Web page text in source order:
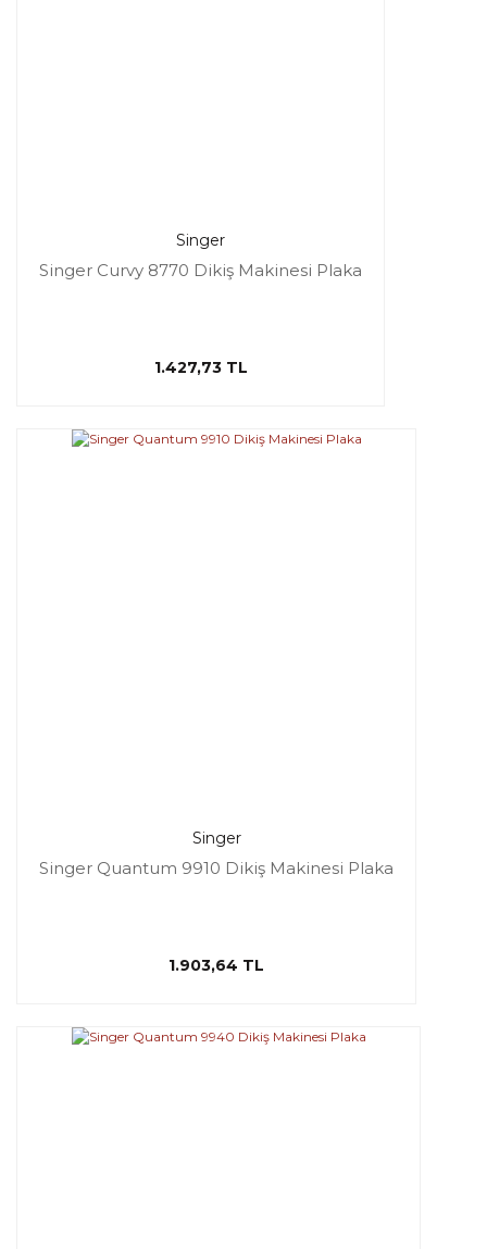
Singer
Singer Curvy 8770 Dikiş Makinesi Plaka
1.427,73 TL
Singer
Singer Quantum 9910 Dikiş Makinesi Plaka
1.903,64 TL